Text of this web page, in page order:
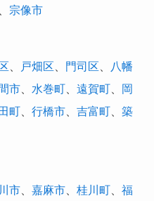
宗像市
戸畑区 門司区
八幡
市、 水巻町、 遠賀町、 岡
町、 行橋市、 吉富町、 築
市、 嘉麻市、 桂川町、 福